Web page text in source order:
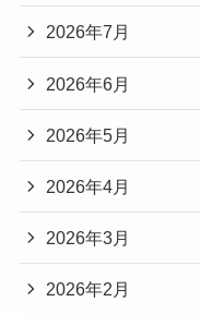
2026年7月
2026年6月
2026年5月
2026年4月
2026年3月
2026年2月